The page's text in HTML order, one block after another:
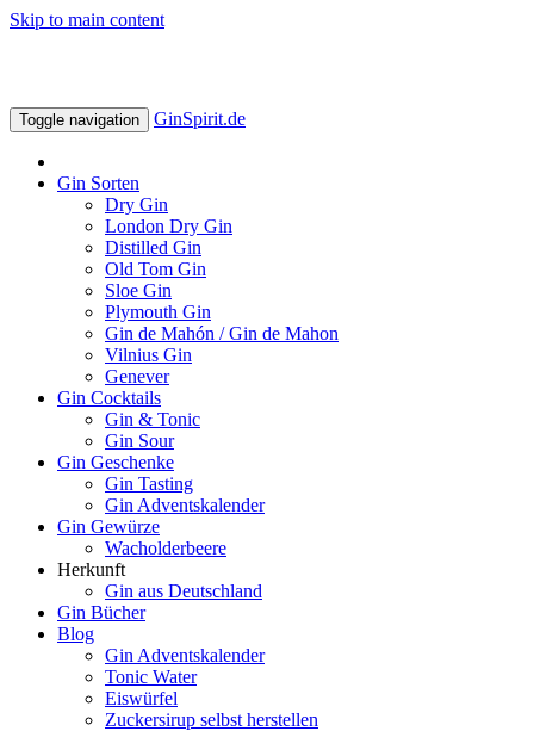
Skip to main content
Toggle navigation GinSpirit.de
Gin Sorten
Dry Gin
London Dry Gin
Distilled Gin
Old Tom Gin
Sloe Gin
Plymouth Gin
Gin de Mahón / Gin de Mahon
Vilnius Gin
Genever
Gin Cocktails
Gin & Tonic
Gin Sour
Gin Geschenke
Gin Tasting
Gin Adventskalender
Gin Gewürze
Wacholderbeere
Herkunft
Gin aus Deutschland
Gin Bücher
Blog
Gin Adventskalender
Tonic Water
Eiswürfel
Zuckersirup selbst herstellen